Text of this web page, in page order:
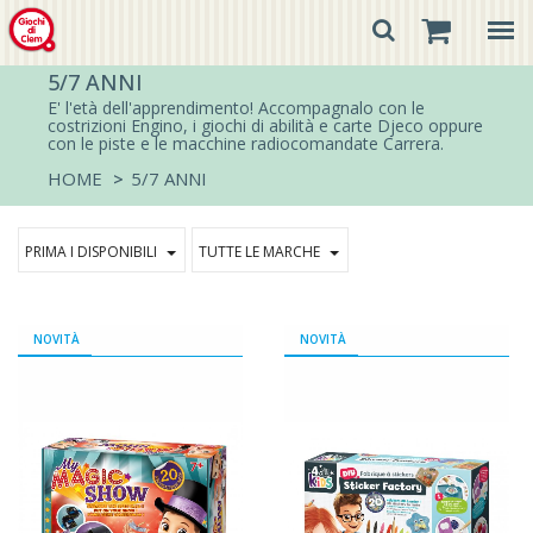
5/7 ANNI
E' l'età dell'apprendimento! Accompagnalo con le
costrizioni Engino, i giochi di abilità e carte Djeco oppure
con le piste e le macchine radiocomandate Carrera.
HOME > 5/7 ANNI
PRIMA I DISPONIBILI TUTTE LE MARCHE
NOVITÀ NOVITÀ